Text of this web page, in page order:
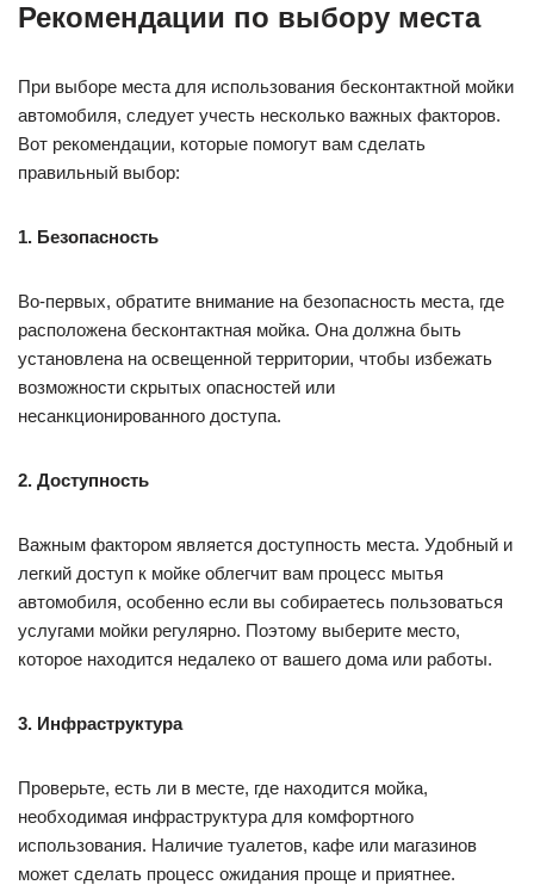
Рекомендации по выбору места
При выборе места для использования бесконтактной мойки
автомобиля, следует учесть несколько важных факторов.
Вот рекомендации, которые помогут вам сделать
правильный выбор:
1. Безопасность
Во-первых, обратите внимание на безопасность места, где
расположена бесконтактная мойка. Она должна быть
установлена на освещенной территории, чтобы избежать
возможности скрытых опасностей или
несанкционированного доступа.
2. Доступность
Важным фактором является доступность места. Удобный и
легкий доступ к мойке облегчит вам процесс мытья
автомобиля, особенно если вы собираетесь пользоваться
услугами мойки регулярно. Поэтому выберите место,
которое находится недалеко от вашего дома или работы.
3. Инфраструктура
Проверьте, есть ли в месте, где находится мойка,
необходимая инфраструктура для комфортного
использования. Наличие туалетов, кафе или магазинов
может сделать процесс ожидания проще и приятнее.